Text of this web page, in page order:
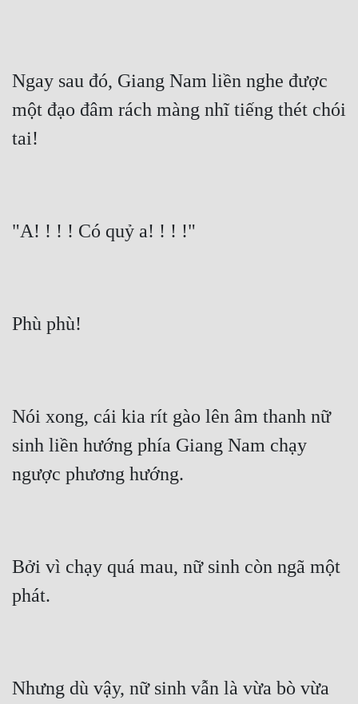
Ngay sau đó, Giang Nam liền nghe được
một đạo đâm rách màng nhĩ tiếng thét chói
tai!
"A! ! ! ! Có quỷ a! ! ! !"
Phù phù!
Nói xong, cái kia rít gào lên âm thanh nữ
sinh liền hướng phía Giang Nam chạy
ngược phương hướng.
Bởi vì chạy quá mau, nữ sinh còn ngã một
phát.
Nhưng dù vậy, nữ sinh vẫn là vừa bò vừa